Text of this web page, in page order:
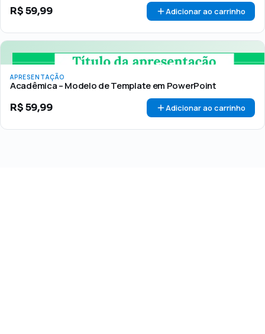
R$59,99 Adicionar ao carrinho
APRESENTAÇÃO
Acadêmica – Modelo de Template em PowerPoint
R$59,99 Adicionar ao carrinho